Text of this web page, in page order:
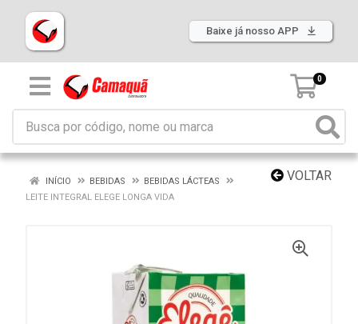
Baixe já nosso APP
0
VOLTAR
INÍCIO BEBIDAS
BEBIDAS LÁCTEAS
LEITE INTEGRAL ELEGE LONGA VIDA